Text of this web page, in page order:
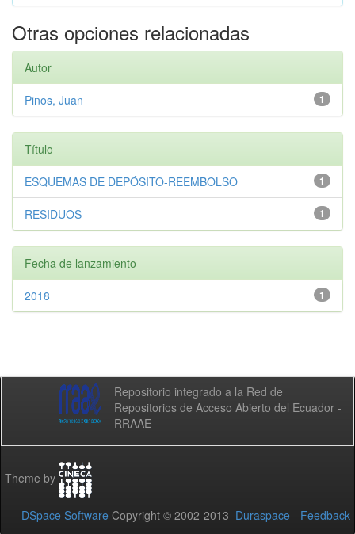
Otras opciones relacionadas
Autor
1
Pinos, Juan
Título
1
ESQUEMAS DE DEPÓSITO-REEMBOLSO
1
RESIDUOS
Fecha de lanzamiento
1
2018
Repositorio integrado a la Red de
Repositorios de Acceso Abierto del Ecuador -
RRAAE
Theme by
DSpace Software Copyright © 2002-2013 Duraspace - Feedback